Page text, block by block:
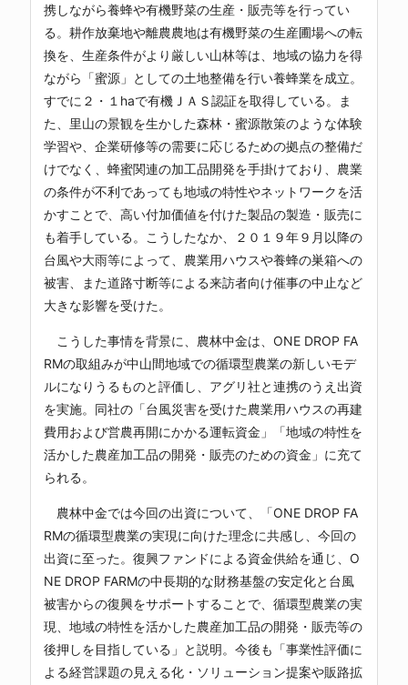
携しながら養蜂や有機野菜の生産・販売等を行ってい
る。耕作放棄地や離農農地は有機野菜の生産圃場への転
換を、生産条件がより厳しい山林等は、地域の協力を得
ながら「蜜源」としての土地整備を行い養蜂業を成立。
すでに２・１haで有機ＪＡＳ認証を取得している。ま
た、里山の景観を生かした森林・蜜源散策のような体験
学習や、企業研修等の需要に応じるための拠点の整備だ
けでなく、蜂蜜関連の加工品開発を手掛けており、農業
の条件が不利であっても地域の特性やネットワークを活
かすことで、高い付加価値を付けた製品の製造・販売に
も着手している。こうしたなか、２０１９年９月以降の
台風や大雨等によって、農業用ハウスや養蜂の巣箱への
被害、また道路寸断等による来訪者向け催事の中止など
大きな影響を受けた。
こうした事情を背景に、農林中金は、ONE DROP FA
RMの取組みが中山間地域での循環型農業の新しいモデ
ルになりうるものと評価し、アグリ社と連携のうえ出資
を実施。同社の「台風災害を受けた農業用ハウスの再建
費用および営農再開にかかる運転資金」「地域の特性を
活かした農産加工品の開発・販売のための資金」に充て
られる。
農林中金では今回の出資について、「ONE DROP FA
RMの循環型農業の実現に向けた理念に共感し、今回の
出資に至った。復興ファンドによる資金供給を通じ、O
NE DROP FARMの中長期的な財務基盤の安定化と台風
被害からの復興をサポートすることで、循環型農業の実
現、地域の特性を活かした農産加工品の開発・販売等の
後押しを目指している」と説明。今後も「事業性評価に
よる経営課題の見える化・ソリューション提案や販路拡